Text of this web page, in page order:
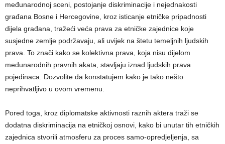
međunarodnoj sceni, postojanje diskriminacije i nejednakosti
građana Bosne i Hercegovine, kroz isticanje etničke pripadnosti
dijela građana, tražeći veća prava za etničke zajednice koje
susjedne zemlje podržavaju, ali uvijek na štetu temeljnih ljudskih
prava. To znači kako se kolektivna prava, koja nisu dijelom
međunarodnih pravnih akata, stavljaju iznad ljudskih prava
pojedinaca. Dozvolite da konstatujem kako je tako nešto
neprihvatljivo u ovom vremenu.
Pored toga, kroz diplomatske aktivnosti raznih aktera traži se
dodatna diskriminacija na etničkoj osnovi, kako bi unutar tih etničkih
zajednica stvorili atmosferu za proces samo-opredjeljenja, sa